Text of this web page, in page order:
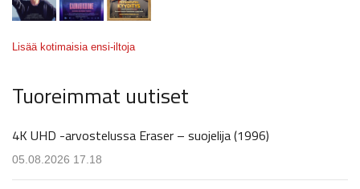
Lisää kotimaisia ensi-iltoja
Tuoreimmat uutiset
4K UHD -arvostelussa Eraser – suojelija (1996)
05.08.2026 17.18